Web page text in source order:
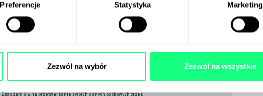
Preferencje Statystyka Marketing
Zezwól na wybór Zezwól na wszystkie
Zapisz się na
GreenLetter
Zgadzam się na przetwarzanie swoich danych osobowych przez